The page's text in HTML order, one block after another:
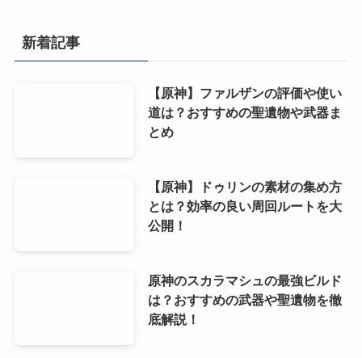
新着記事
【原神】ファルザンの評価や使い
道は？おすすめの聖遺物や武器ま
とめ
【原神】ドゥリンの素材の集め方
とは？効率の良い周回ルートを大
公開！
原神のスカラマシュの最強ビルド
は？おすすめの武器や聖遺物を徹
底解説！